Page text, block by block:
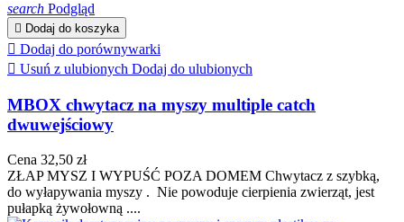
search Podgląd
 Dodaj do koszyka
 Dodaj do porównywarki
 Usuń z ulubionych Dodaj do ulubionych
MBOX chwytacz na myszy multiple catch
dwuwejściowy
Cena 32,50 zł
ZŁAP MYSZ I WYPUŚĆ POZA DOMEM Chwytacz z szybką,
do wyłapywania myszy . Nie powoduje cierpienia zwierząt, jest
pułapką żywołowną ....